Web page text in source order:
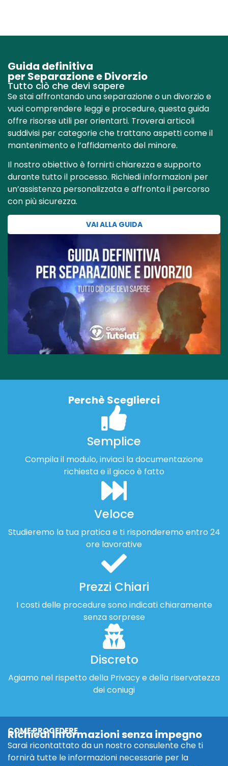
Guida definitiva
per Separazione e Divorzio
Tutto ciò che devi sapere
Se stai affrontando una separazione o un divorzio e
vuoi comprendere leggi e procedure, questa guida
offre risorse utili per orientarti. Troverai articoli
suddivisi per categorie che trattano aspetti come il
mantenimento e l’affidamento del minore.
Il nostro obiettivo è fornirti chiarezza e supporto
durante tutto il processo. Richiedi informazioni per
un’assistenza personalizzata e affronta il percorso
con più sicurezza.
VAI ALLA GUIDA
Perchè Sceglierci
Semplice
Compila il modulo, inviaci la documentazione
richiesta e il gioco è fatto
Veloce
Studieremo la tua pratica e ti risponderemo entro 24
ore lavorative
Prezzi Chiari
I costi delle procedure sono indicati chiaramente
senza sorprese
Discreto
Agiamo nel rispetto della Privacy e della riservatezza
dei coniugi
COME PROCEDERE
Richiedi informazioni senza impegno
Sarai ricontattato da un nostro consulente che ti
fornirà tutte le informazioni necessarie per la